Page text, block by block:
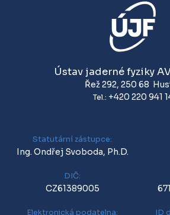
Ústav jaderné fyziky AV
Řež 292, 250 68
Tel.: +420 220 941
Statutární zástupce:
Ing. Ondřej Svoboda, Ph.D.
DIČ:
CZ61389005
Elektronická podatelna: ID